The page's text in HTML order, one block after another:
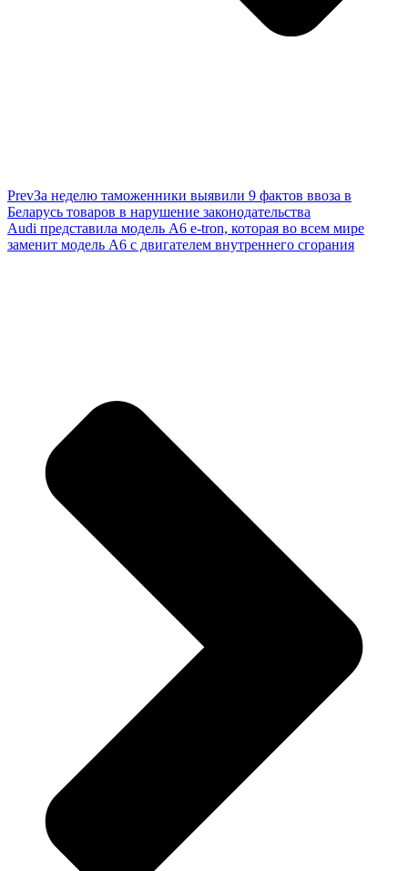
PrevЗа неделю таможенники выявили 9 фактов ввоза в
Беларусь товаров в нарушение законодательства
Audi представила модель A6 e-tron, которая во всем мире
заменит модель A6 с двигателем внутреннего сгорания